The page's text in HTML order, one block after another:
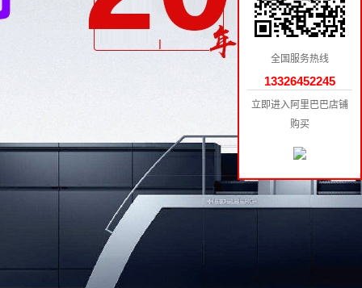
全国服务热线
13326452245
立即进入阿里巴巴店铺
购买